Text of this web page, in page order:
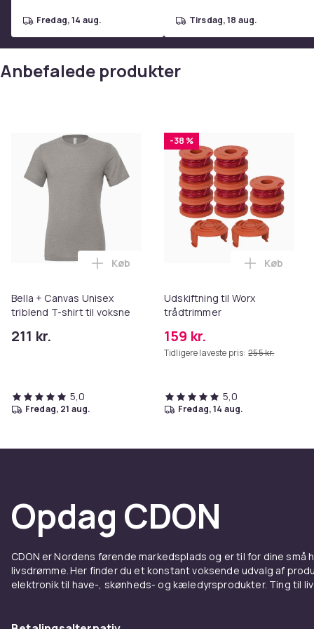
fredag, 14 aug. tirsdag, 18 aug.
Anbefalede produkter
Bella + Canvas Unisex
triblend T-shirt til voksne
211 kr.
Læg Bella + Canvas Unisex triblend T-
Køb
5,0
fredag, 21 aug.
-38 %
Udskiftning til Worx
trådtrimmer
159 kr.
Tidligere laveste pris: 255 kr.
Læg
Køb
5,0
fredag, 14 aug.
Opdag CDON
CDON er Nordens førende markedsplads og er til for dine
livsdrømme. Her finder du et konstant voksende udvalg af
elektronik til have-, skønheds- og kæledyrsprodukter. Ting til